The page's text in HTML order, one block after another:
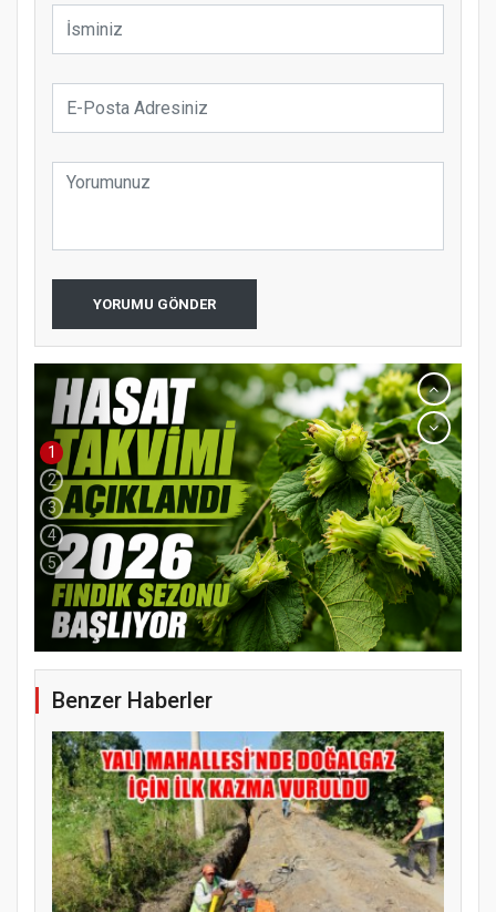
YORUMU GÖNDER
YENİ PARTİ TERME İLÇE BAŞKANLIĞINDA
ÜYE KATILIM PROGRAMI
1
2
3
4
5
Benzer Haberler